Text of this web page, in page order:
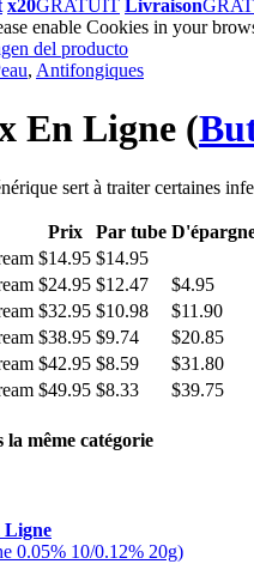
x20GRATUIT Livraison
enable Cookies in your
del producto
, Antifongiques
En Ligne (
sert à traiter certaines
Prix Par tube
$14.95 $14.95
$24.95 $12.47 $4.95
$32.95 $10.98 $11.90
$38.95 $9.74 $20.85
$42.95 $8.59 $31.80
$49.95 $8.33 $39.75
même catégorie
Ligne
0.05% 10/0.12% 20g)